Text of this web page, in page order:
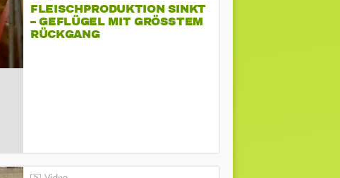
FLEISCHPRODUKTION SINKT
– GEFLÜGEL MIT GRÖSSTEM R
ÜCKGANG